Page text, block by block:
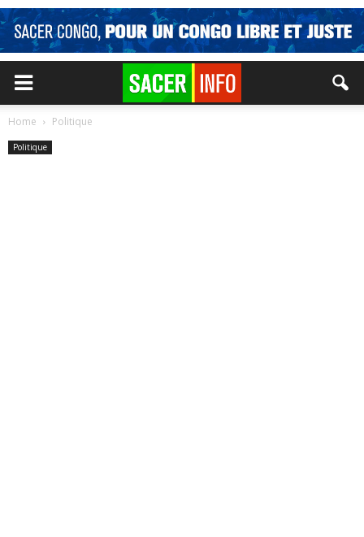
Home Politique
Politique